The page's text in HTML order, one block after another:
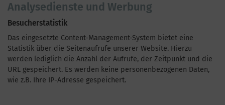
Analysedienste und Werbung
Besucherstatistik
Das eingesetzte Content-Management-System bietet eine
Statistik über die Seitenaufrufe unserer Website. Hierzu
werden lediglich die Anzahl der Aufrufe, der Zeitpunkt und die
URL gespeichert. Es werden keine personenbezogenen Daten,
wie z.B. Ihre IP-Adresse gespeichert.